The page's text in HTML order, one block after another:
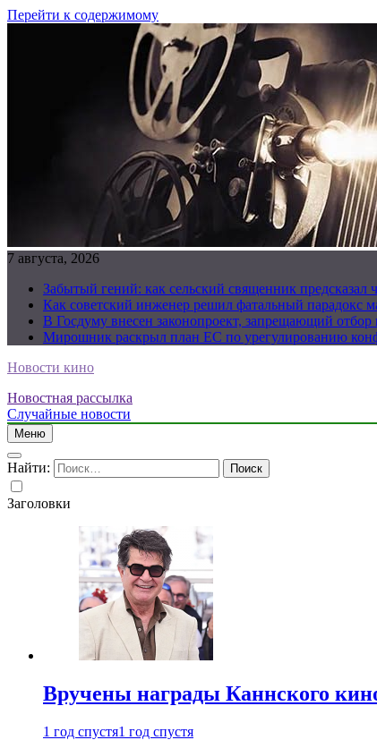
Перейти к содержимому
7 августа, 2026
Забытый гений: как сельский священник
Как советский инженер решил фатальный парадокс
В Госдуму внесен законопроект, запрещающий отбор
Мирошник раскрыл план ЕС по урегулированию
Новости кино
Новостная рассылка
Случайные новости
Меню
Найти:
Заголовки
Вручены награды Каннского
1 год спустя1 год спустя